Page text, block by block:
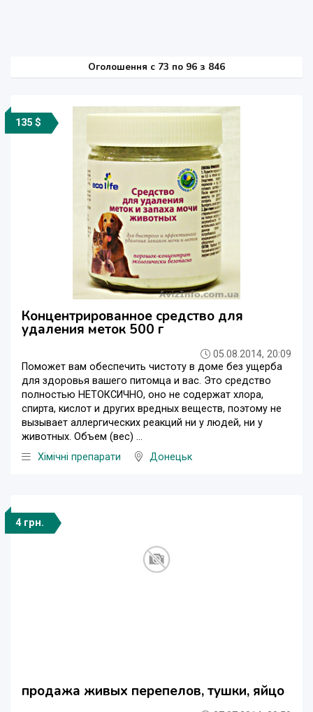
Оголошення c 73 по 96 з 846
135 $
Концентрированное средство для
удаления меток 500 г
05.08.2014, 20:09
Поможет вам обеспечить чистоту в доме без ущерба
для здоровья вашего питомца и вас. Это средство
полностью НЕТОКСИЧНО, оно не содержат хлора,
спирта, кислот и других вредных веществ, поэтому не
вызывает аллергических реакций ни у людей, ни у
животных. Объем (вес) ...
Хімічні препарати
Донецьк
4 грн.
продажа живых перепелов, тушки, яйцо